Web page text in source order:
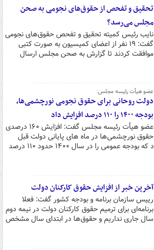
تحقیق و تفحص از حقوق‌های نجومی به صحن
مجلس می‌رسد؟
نایب رئیس کمیته تحقیق و تفحص حقوق‌های نجومی
گفت: ۱۹ نفر از اعضای کمیسیون به صورت کتبی
موافقت کردند تا گزارش به صحن مجلس ارسال
عضو هیأت رئیسه مجلس:
دولت روحانی برای حقوق نجومی نورچشمی‌ها،
بودجه ۱۴۰۰ را ۱۱۰ درصد افزایش داد
عضو هیأت رئیسه مجلس گفت: افزایش ۱۶۰ درصدی
حقوق نورچشمی‌ها در ماه های پایانی دولت قبل
مصداق بارز بی عدالتی بود که بودجه عمومی را در سال ۱۴۰۰ حدود ۱۱۰ درصد
آخرین خبر از افزایش حقوق کارکنان دولت
رییس سازمان برنامه و بودجه کشور گفت: فعلا
برنامه‌ای برای ترمیم حقوق کارکنان دولت در نیمه دوم
سال جاری نداریم و حقوق‌ها در ابتدای سال مشخص